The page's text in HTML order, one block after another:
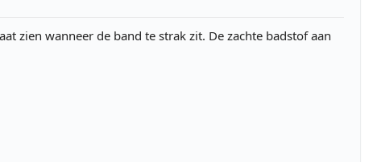
zien wanneer de band te strak zit. De zachte badstof aan